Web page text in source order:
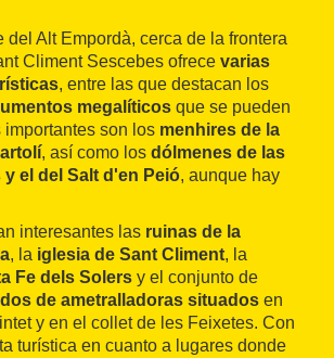
del Alt Empordà, cerca de la frontera
Climent Sescebes ofrece varias
, entre las que destacan los
megalíticos que se pueden
importantes son los menhires de la
, así como los dólmenes de las
el del Salt d'en Peió, aunque hay
interesantes las ruinas de la
, la iglesia de Sant Climent, la
Fe dels Solers y el conjunto de
de ametralladoras situados en
y en el collet de les Feixetes. Con
turística en cuanto a lugares donde